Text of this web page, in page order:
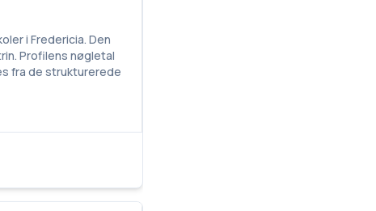
i Fredericia. Den
Profilens nøgletal
fra de strukturerede